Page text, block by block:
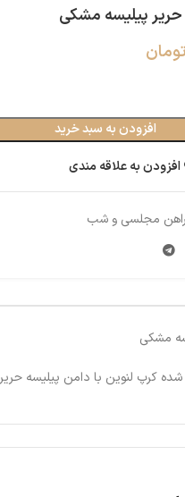
پیلیسه مشکی
تومان
افزودن به سبد خرید
افزودن به علاقه مندی
مجلسی و شب
مشکی
کرپ لنوین با دامن پیلیسه حریر